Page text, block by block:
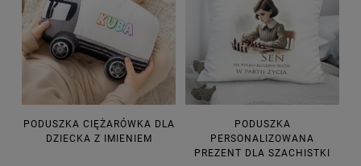
PODUSZKA CIĘŻARÓWKA DLA
DZIECKA Z IMIENIEM
PODUSZKA
PERSONALIZOWANA
PREZENT DLA SZACHISTKI